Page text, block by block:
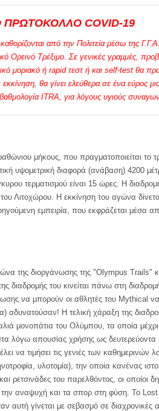
ΠΡΩΤΟΚΟΛΛΟ COVID-19
από την Πολιτεία μέσω της Γ.Γ.Α.
Ορεινό Τρέξιμο. Σε γενικές γραμμές,
μοριακό ή rapid τεστ ή και self-test θα
θα γίνει ελεύθερα σε ένα εύρος
ITRA, για λόγους υγιούς
μήκους, που πραγματοποιείται το
υψομετρική διαφορά (ανάβαση) 4200
τερματισμού είναι 15 ώρες. Η
Λιτοχώρου. Η εκκίνηση του αγώνα
εμπειρία, που εκφράζεται μέσα
της διοργάνωσης της "Olympus Trails"
του κινείται πάνω στη
να μπορούν οι αθλητές του Mythical
Η τελική χάραξη της
μονοπάτια του Ολύμπου, τα οποία
λόγω απουσίας χρήσης ως
να τιμήσει τις γενιές των
υλοτομία), την οποία κανένας
ρετσινάδες του παρελθόντος, οι οποίοι
αναψυχή και τα σπορ στη φύση. Το Lost
γίνεται με σεβασμό σε διαχρονικές